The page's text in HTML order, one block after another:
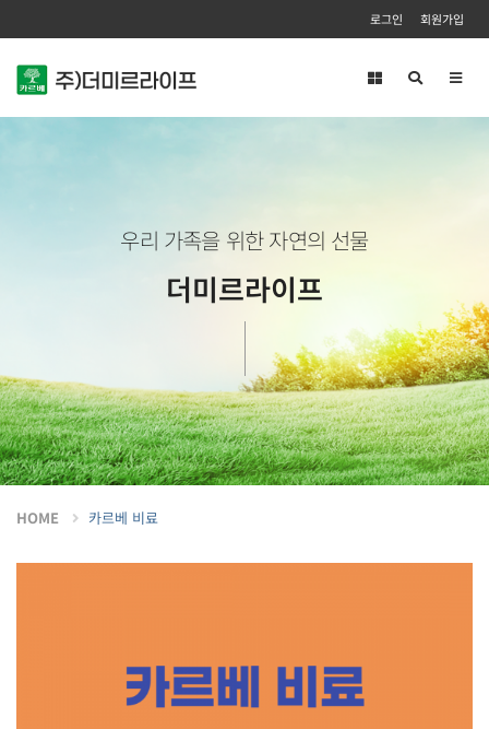
로그인 회원가입
우리 가족을 위한 자연의 선물
더미르라이프
HOME 카르베 비료